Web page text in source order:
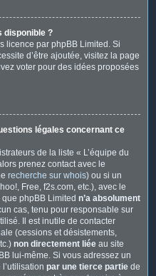
disponible ?
licence par phpBB Limited. Si
d’être ajoutée, visitez la page
voter pour des idées proposées
légales concernant ce
de la liste « L’équipe du
prenez contact avec le
recherche sur whois) ou si un
Free, f2s.com, etc.), avec le
phpBB Limited n’a absolument
cas, tenu pour responsable sur
Il est inutile de contacter
(cessions et désistements,
non directement liée au site
lui-même. Si vous adressez un
par une tierce partie de